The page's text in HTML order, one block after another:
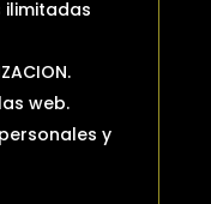
ilimitadas
web.
y